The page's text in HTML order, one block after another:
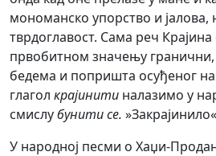
мономанско упорство и јалова,
тврдоглавост. Сама реч
првобитном значењу гранични,
бедема и попришта осуђеног
глагол крајинити налазимо у
смислубунити се.
У народној песми о Хаџи-